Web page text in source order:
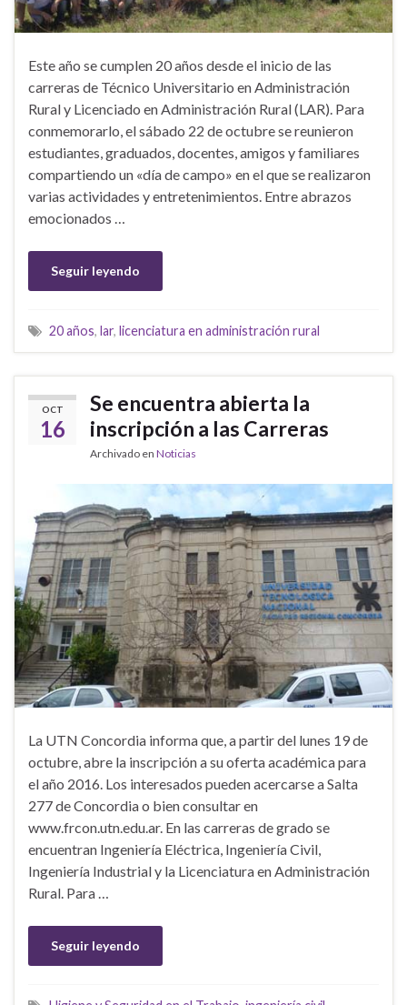
Este año se cumplen 20 años desde el inicio de las
carreras de Técnico Universitario en Administración
Rural y Licenciado en Administración Rural (LAR). Para
conmemorarlo, el sábado 22 de octubre se reunieron
estudiantes, graduados, docentes, amigos y familiares
compartiendo un «día de campo» en el que se realizaron
varias actividades y entretenimientos. Entre abrazos
emocionados …
Seguir leyendo
20 años, lar, licenciatura en administración rural
OCT
16
Se encuentra abierta la
inscripción a las Carreras
Archivado en Noticias
La UTN Concordia informa que, a partir del lunes 19 de
octubre, abre la inscripción a su oferta académica para
el año 2016. Los interesados pueden acercarse a Salta
277 de Concordia o bien consultar en
www.frcon.utn.edu.ar. En las carreras de grado se
encuentran Ingeniería Eléctrica, Ingeniería Civil,
Ingeniería Industrial y la Licenciatura en Administración
Rural. Para …
Seguir leyendo